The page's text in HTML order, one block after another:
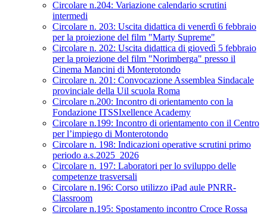
Circolare n.204: Variazione calendario scrutini
intermedi
Circolare n. 203: Uscita didattica di venerdì 6 febbraio
per la proiezione del film "Marty Supreme"
Circolare n. 202: Uscita didattica di giovedì 5 febbraio
per la proiezione del film "Norimberga" presso il
Cinema Mancini di Monterotondo
Circolare n. 201: Convocazione Assemblea Sindacale
provinciale della Uil scuola Roma
Circolare n.200: Incontro di orientamento con la
Fondazione ITSSIxellence Academy
Circolare n.199: Incontro di orientamento con il Centro
per l’impiego di Monterotondo
Circolare n. 198: Indicazioni operative scrutini primo
periodo a.s.2025_2026
Circolare n. 197: Laboratori per lo sviluppo delle
competenze trasversali
Circolare n.196: Corso utilizzo iPad aule PNRR-
Classroom
Circolare n.195: Spostamento incontro Croce Rossa